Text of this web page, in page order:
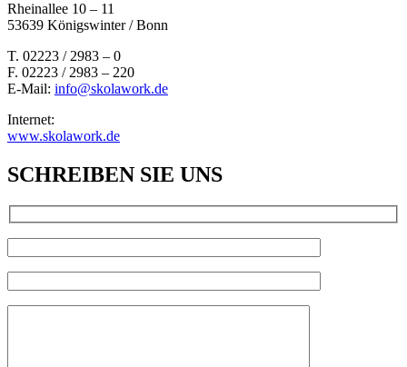
Rheinallee 10 – 11
53639 Königswinter / Bonn
T. 02223 / 2983 – 0
F. 02223 / 2983 – 220
E-Mail: info@skolawork.de
Internet:
www.skolawork.de
SCHREIBEN SIE UNS